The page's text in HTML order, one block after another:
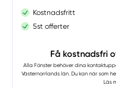
Kostnadsfritt
5st offerter
Få kostnadsfri
Alla Fönster behöver dina
Västernorrlands län. Du kan när som
Läs